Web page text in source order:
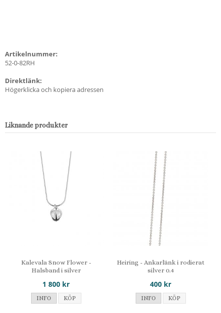
Artikelnummer:
52-0-82RH
Direktlänk:
Högerklicka och kopiera adressen
Liknande produkter
Kalevala Snow Flower -
Halsband i silver
1 800 kr
INFO KÖP
Heiring - Ankarlänk i rodierat
silver 0.4
400 kr
INFO KÖP